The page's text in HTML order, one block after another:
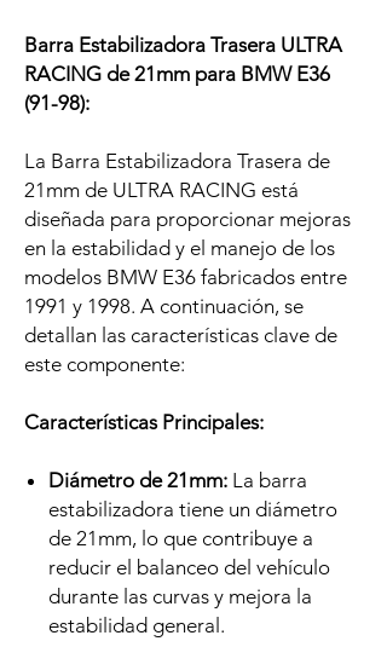
Barra Estabilizadora Trasera ULTRA
RACING de 21mm para BMW E36
(91-98):
La Barra Estabilizadora Trasera de
21mm de ULTRA RACING está
diseñada para proporcionar mejoras
en la estabilidad y el manejo de los
modelos BMW E36 fabricados entre
1991 y 1998. A continuación, se
detallan las características clave de
este componente:
Características Principales:
Diámetro de 21mm: La barra
estabilizadora tiene un diámetro
de 21mm, lo que contribuye a
reducir el balanceo del vehículo
durante las curvas y mejora la
estabilidad general.